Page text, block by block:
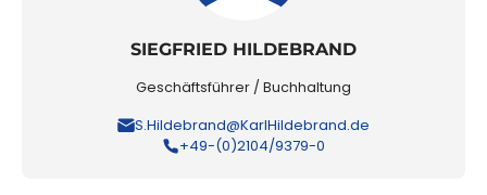
SIEGFRIED HILDEBRAND
Geschäftsführer / Buchhaltung
S.Hildebrand@KarlHildebrand.de
+49-(0)2104/9379-0